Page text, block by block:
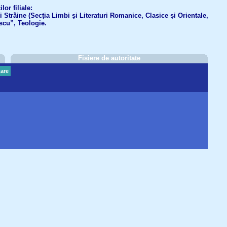
filiale:
(Secția Limbi și Literaturi Romanice, Clasice și Orientale,
Teologie.
Fisiere de autoritate